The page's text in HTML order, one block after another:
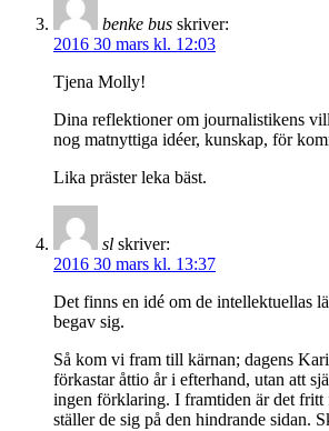
benke bus skriver:
2016 30 mars kl. 12:03
Tjena Molly!
Dina reflektioner om journalistikens
nog matnyttiga idéer, kunskap, för
Lika präster leka bäst.
sl skriver:
2016 30 mars kl. 13:37
Det finns en idé om de intellektuellas
begav sig.
Så kom vi fram till kärnan; dagens
förkastar åttio år i efterhand, utan att
ingen förklaring. I framtiden är det fritt
ställer de sig på den hindrande sidan.